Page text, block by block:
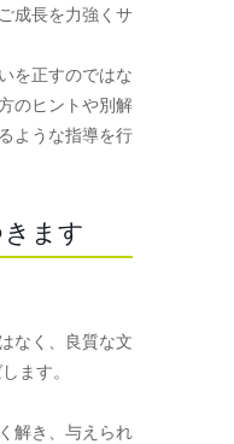
成長を力強くサ
を正すのではな
のヒントや別解
ような指導を行
ます
なく、良質な文
ます。
解き、与えられ